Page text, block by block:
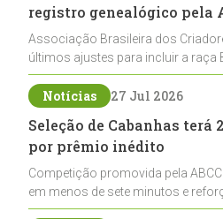
registro genealógico pela
Associação Brasileira dos
últimos ajustes para incluir a raça
de registros, abrindo caminho
pecuária nacional
Notícias 27 Jul 2026
Seleção de Cabanhas terá
por prêmio inédito
Competição promovida pela
em menos de sete minutos e
cabanhas na seleção genética de